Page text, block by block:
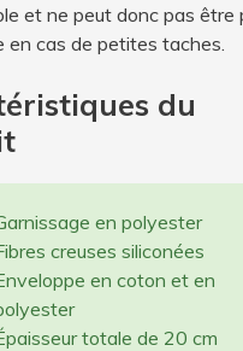
et ne peut donc pas être
en cas de petites taches.
du
en polyester
creuses siliconées
en coton et en
totale de 20 cm